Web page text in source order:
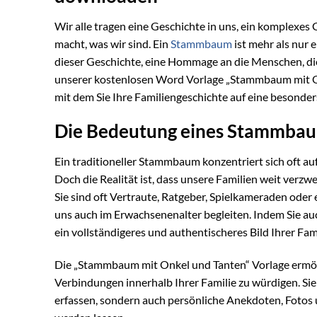
Wir alle tragen eine Geschichte in uns, ein
macht, was wir sind. Ein Stammbaum ist mehr als nur
dieser Geschichte, eine Hommage an die Menschen,
unserer kostenlosen Word Vorlage „Stammbaum mit
mit dem Sie Ihre Familiengeschichte auf eine
Die Bedeutung eines
Ein traditioneller Stammbaum konzentriert sich oft
Doch die Realität ist, dass unsere Familien weit
Sie sind oft Vertraute, Ratgeber, Spielkameraden
uns auch im Erwachsenenalter begleiten. Indem Sie
ein vollständigeres und authentischeres Bild Ihrer
Die „Stammbaum mit Onkel und Tanten“ Vorlage
Verbindungen innerhalb Ihrer Familie zu würdigen.
erfassen, sondern auch persönliche Anekdoten,